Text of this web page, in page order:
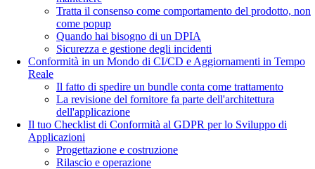
Tratta il consenso come comportamento del prodotto, non
come popup
Quando hai bisogno di un DPIA
Sicurezza e gestione degli incidenti
Conformità in un Mondo di CI/CD e Aggiornamenti in Tempo
Reale
Il fatto di spedire un bundle conta come trattamento
La revisione del fornitore fa parte dell'architettura
dell'applicazione
Il tuo Checklist di Conformità al GDPR per lo Sviluppo di
Applicazioni
Progettazione e costruzione
Rilascio e operazione